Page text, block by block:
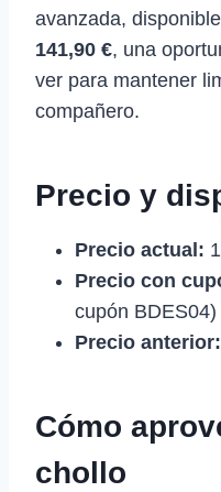
avanzada,
141,90 €, una
ver para mantener
compañero.
Precio y
Precio actual:
Precio con
cupón BDES04)
Precio anterior:
Cómo
chollo